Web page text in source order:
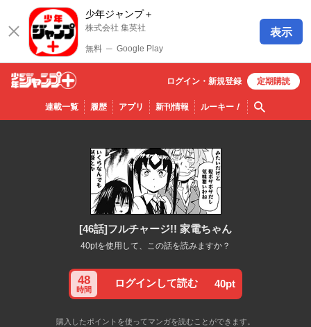
少年ジャンプ＋
株式会社 集英社
無料 ─ Google Play
表示
少年ジ
ャンプ
連載一覧 履歴 アプリ 新刊情報 ルーキー！ 検索
ログイン・ 新規登録 定期購読
[46話]フルチャージ!! 家電ちゃん
40ptを使用して、この話を読みますか？
48
時間
ログインして読む 40pt
購入したポイントを使ってマンガを読むことができます。